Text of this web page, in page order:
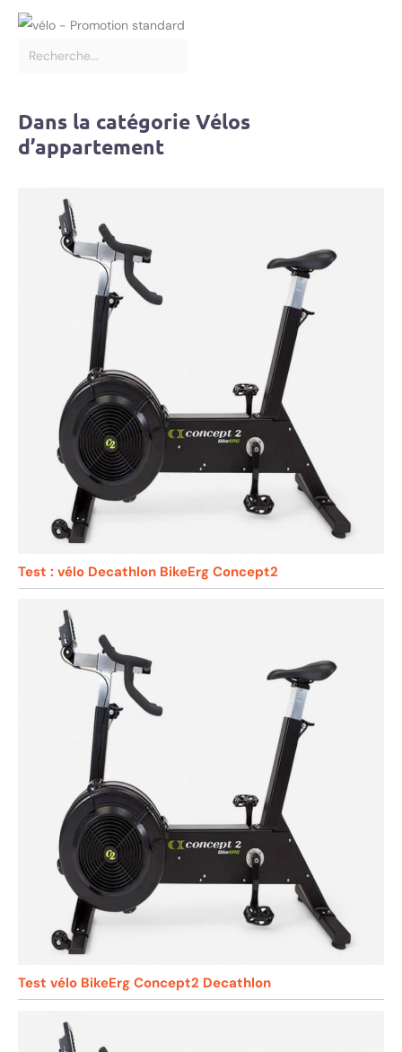
Dans la catégorie Vélos
d’appartement
Test : vélo Decathlon BikeErg Concept2
Test vélo BikeErg Concept2 Decathlon